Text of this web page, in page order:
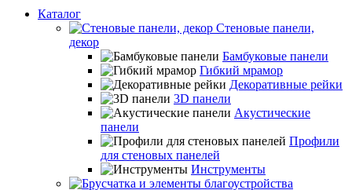
Каталог
Стеновые панели,
декор
Бамбуковые панели
Гибкий мрамор
Декоративные рейки
3D панели
Акустические
панели
Профили
для стеновых панелей
Инструменты